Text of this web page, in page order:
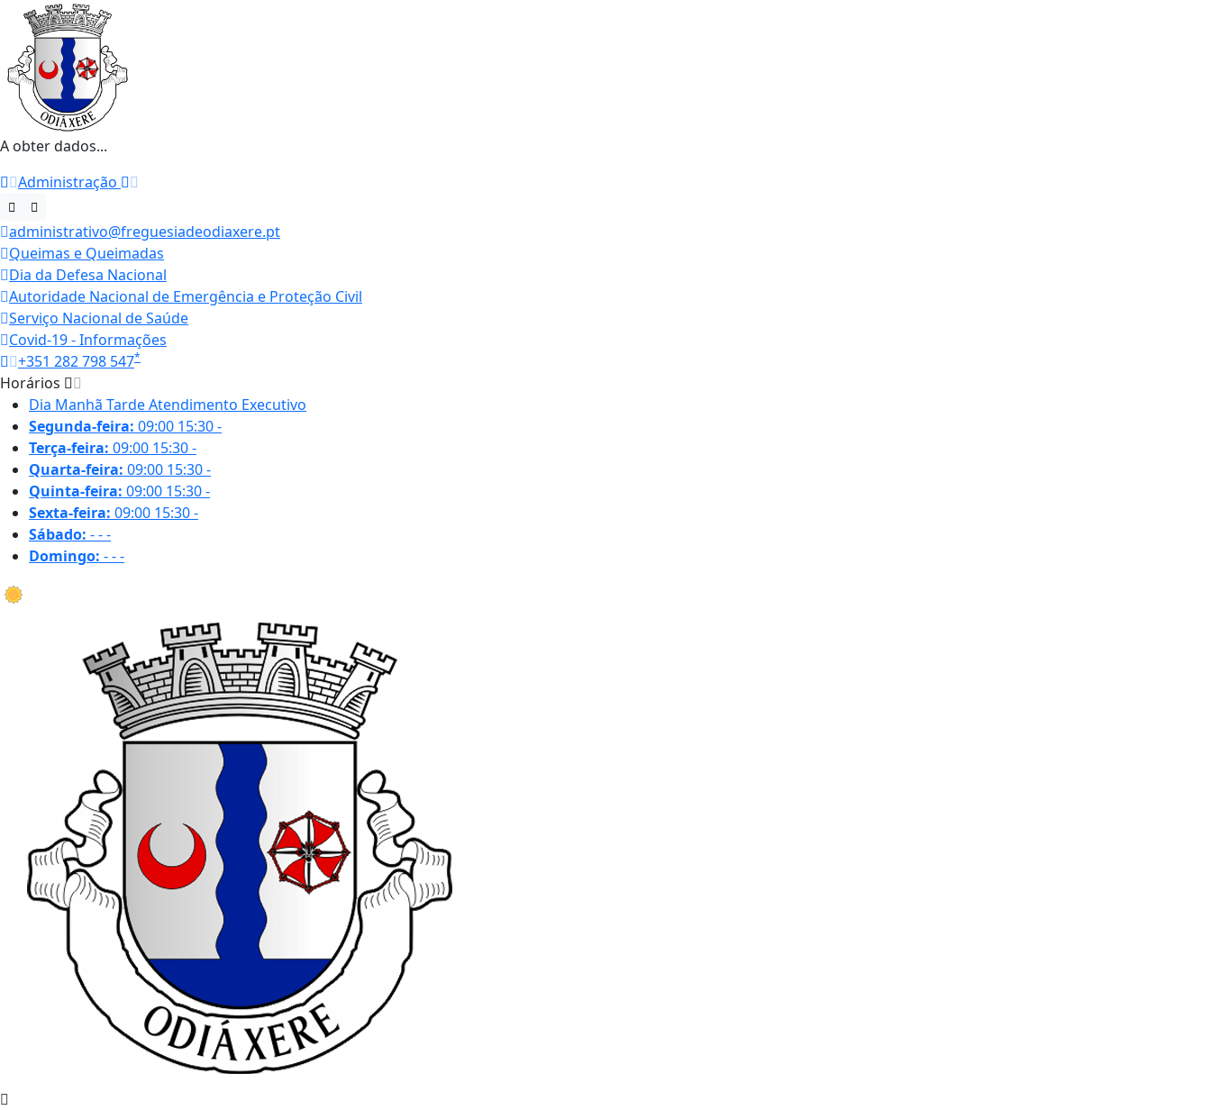
A obter dados...
Administração
administrativo@freguesiadeodiaxere.pt
Queimas e Queimadas
Dia da Defesa Nacional
Autoridade Nacional de Emergência e Proteção Civil
Serviço Nacional de Saúde
Covid-19 - Informações
+351 282 798 547*
Horários
Dia Manhã TardeAtendimento Executivo
Segunda-feira: 09:00 15:30-
Terça-feira: 09:00 15:30-
Quarta-feira: 09:00 15:30-
Quinta-feira: 09:00 15:30-
Sexta-feira: 09:00 15:30-
Sábado: ---
Domingo: ---